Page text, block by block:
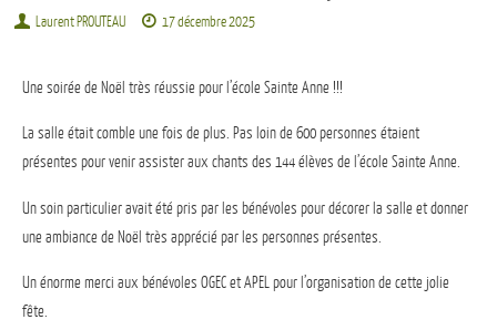
Laurent PROUTEAU 17 décembre 2025
Une soirée de Noël très réussie pour l’école Sainte Anne !!!
La salle était comble une fois de plus. Pas loin de 600 personnes étaient
présentes pour venir assister aux chants des 144 élèves de l’école Sainte Anne.
Un soin particulier avait été pris par les bénévoles pour décorer la salle et donner
une ambiance de Noël très apprécié par les personnes présentes.
Un énorme merci aux bénévoles OGEC et APEL pour l’organisation de cette jolie
fête.